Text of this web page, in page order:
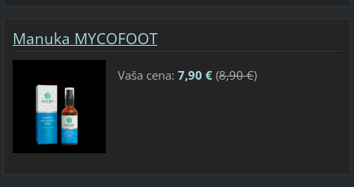
Manuka MYCOFOOT
Vaša cena: 7,90 €(8,90 €)